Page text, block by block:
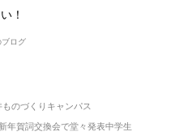
！
ログ
のづくりキャンパス
年賀詞交換会で堂々発表中学生